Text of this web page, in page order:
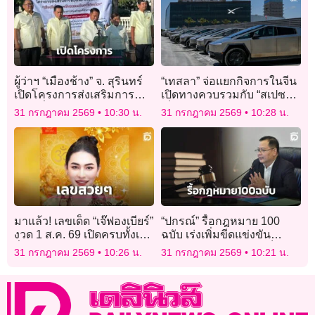
ผู้ว่าฯ “เมืองช้าง” จ. สุรินทร์
เปิดโครงการส่งเสริมการ
ท่องเที่ยวเชิงวัฒนธรรม
31 กรกฎาคม 2569 10:30 น.
“เทสลา” จ่อแยกกิจการในจีน
เปิดทางควบรวมกับ “สเปซ
เอ็กซ์”
31 กรกฎาคม 2569 10:28 น.
มาแล้ว! เลขเด็ด “เจ๊ฟองเบียร์”
งวด 1 ส.ค. 69 เปิดครบทั้งเลข
วิ่ง เลข 2 ตัว และ 3 ตัว คอ
หวยไม่พลาดส่อง
31 กรกฎาคม 2569 10:26 น.
“ปกรณ์” รื้อกฎหมาย 100
ฉบับ เร่งเพิ่มขีดแข่งขัน
ประเทศ อีก 1-2 เดือนเห็นชัด
31 กรกฎาคม 2569 10:21 น.